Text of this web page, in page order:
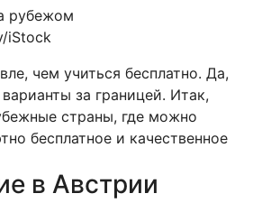
iStock
чем учиться бесплатно. Да,
за границей. Итак,
страны, где можно
бесплатное и качественное
в Австрии